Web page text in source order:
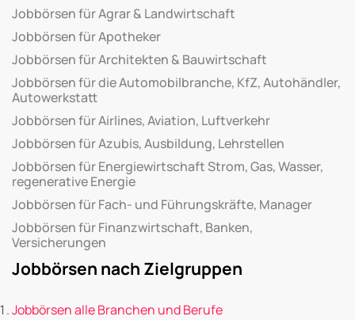
Jobbörsen für Agrar & Landwirtschaft
Jobbörsen für Apotheker
Jobbörsen für Architekten & Bauwirtschaft
Jobbörsen für die Automobilbranche, KfZ, Autohändler,
Autowerkstatt
Jobbörsen für Airlines, Aviation, Luftverkehr
Jobbörsen für Azubis, Ausbildung, Lehrstellen
Jobbörsen für Energiewirtschaft Strom, Gas, Wasser,
regenerative Energie
Jobbörsen für Fach- und Führungskräfte, Manager
Jobbörsen für Finanzwirtschaft, Banken,
Versicherungen
Jobbörsen nach Zielgruppen
Jobbörsen alle Branchen und Berufe